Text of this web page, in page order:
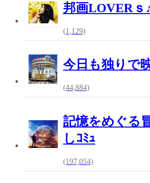
邦画LOVERｓ
(1,129)
今日も独りで
(44,884)
記憶をめぐる
しｺﾐｭ
(197,054)